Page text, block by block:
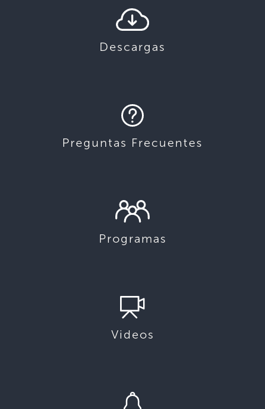
Descargas
Preguntas Frecuentes
Programas
Videos